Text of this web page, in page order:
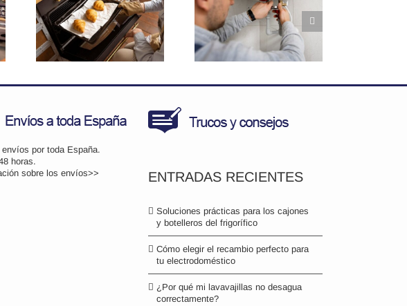
Piezas clave en
calentadores de
agua, ¿ómo
prolongar su
vida?
por toda España.
horas.
sobre los envíos>> ENTRADAS RECIENTES
Soluciones prácticas para los cajones
y botelleros del frigorífico
Cómo elegir el recambio perfecto para
tu electrodoméstico
¿Por qué mi lavavajillas no desagua
correctamente?